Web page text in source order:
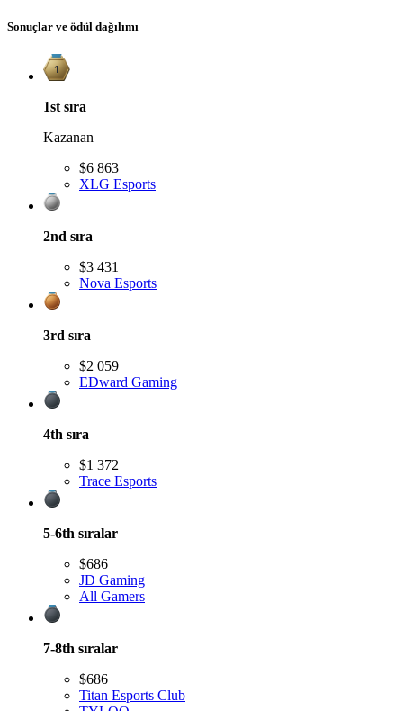
Sonuçlar ve ödül dağılımı
1st sıra
Kazanan
$6 863
XLG Esports
2nd sıra
$3 431
Nova Esports
3rd sıra
$2 059
EDward Gaming
4th sıra
$1 372
Trace Esports
5-6th sıralar
$686
JD Gaming
All Gamers
7-8th sıralar
$686
Titan Esports Club